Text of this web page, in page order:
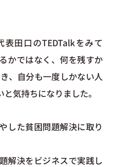
田口のTEDTalkをみて
かではなく、何を残すか
、自分も一度しかない人
気持ちになりました。
した貧困問題解決に取り
解決をビジネスで実践し